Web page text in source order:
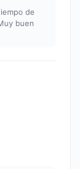
de
buen